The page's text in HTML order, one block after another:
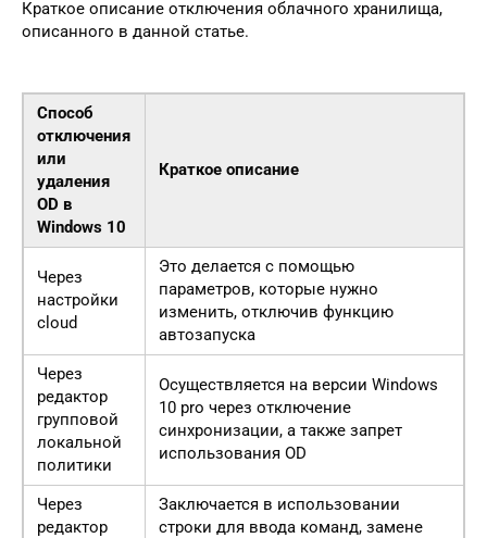
Краткое описание отключения облачного хранилища,
описанного в данной статье.
Способ
отключения
или
удаления
OD в
Windows 10
Краткое описание
Через
настройки
cloud
Это делается с помощью
параметров, которые нужно
изменить, отключив функцию
автозапуска
Через
редактор
групповой
локальной
политики
Осуществляется на версии Windows
10 pro через отключение
синхронизации, а также запрет
использования OD
Через
редактор
Заключается в использовании
строки для ввода команд, замене